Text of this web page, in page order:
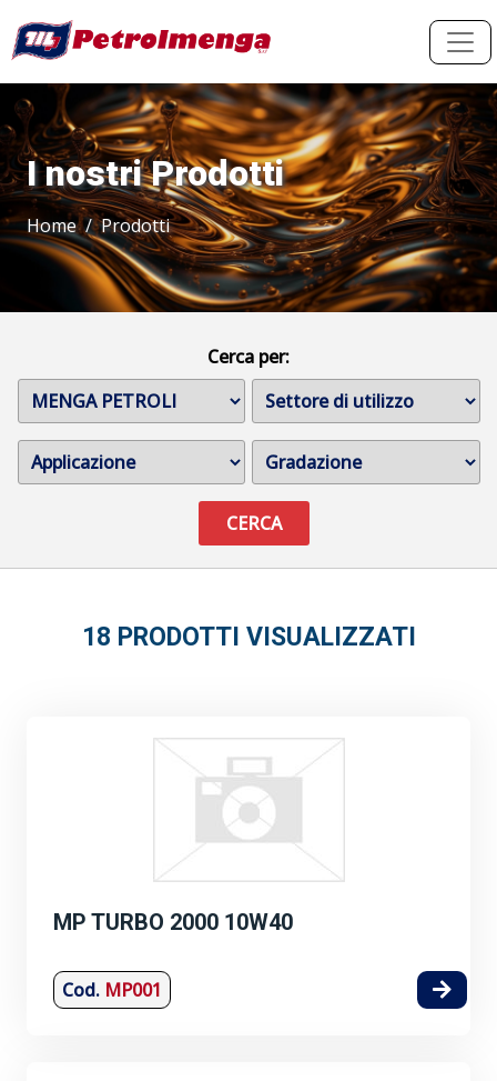
I nostri Prodotti
Home Prodotti
Cerca per:
CERCA
18 PRODOTTI VISUALIZZATI
MP TURBO 2000 10W40
Cod. MP001